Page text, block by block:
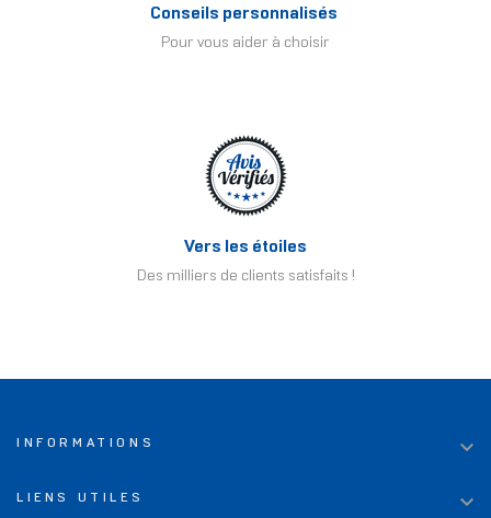
Conseils personnalisés
Pour vous aider à choisir
Vers les étoiles
Des milliers de clients satisfaits !
INFORMATIONS 
LIENS UTILES 